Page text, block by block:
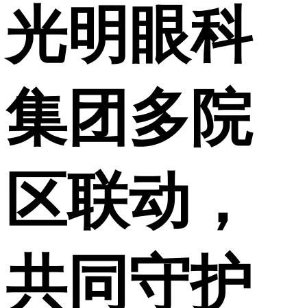
光明眼科
集团多院
区联动，
共同守护